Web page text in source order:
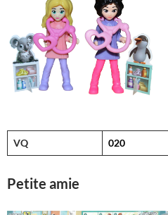
VQ 020
Petite amie